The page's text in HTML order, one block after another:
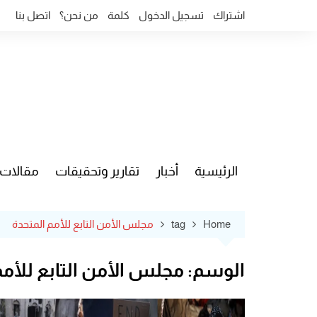
اشتراك تسجيل الدخول كلمة من نحن؟ اتصل بنا
الرئيسية أخبار تقارير وتحقيقات مقالات
Home
tag مجلس الأمن التابع للأمم المتحدة
الوسم: مجلس الأمن التابع